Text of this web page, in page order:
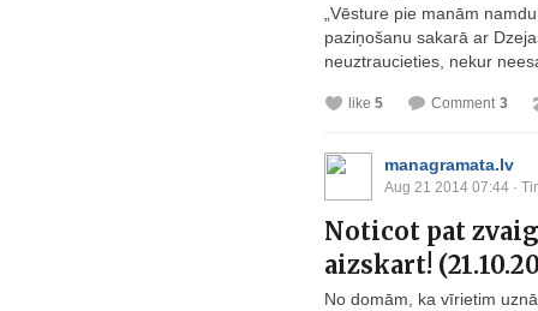
„Vēsture pie manām
paziņošanu sakarā ar
neuztraucieties, nekur
like 5 Comment 3
managramata.lv
Aug 21 2014 07:44 ·
Noticot pat
aizskart!
No domām, ka vīrietim